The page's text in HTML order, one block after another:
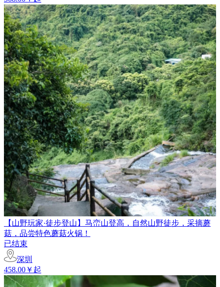
【山野玩家·徒步登山】马峦山登高，自然山野徒步，采摘蘑
菇，品尝特色蘑菇火锅！
已结束
深圳
458.00￥起